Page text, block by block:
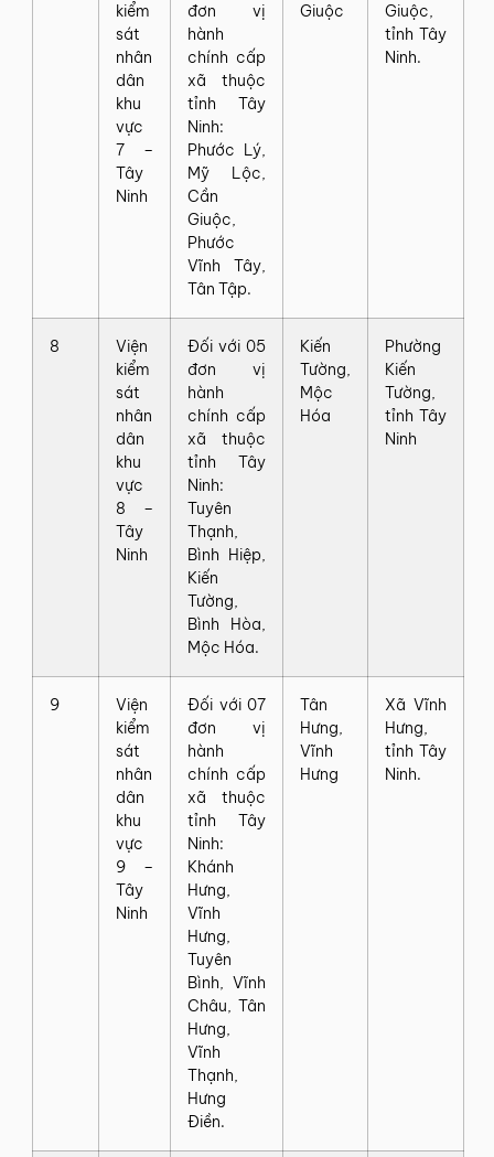
kiểm
sát
nhân
dân
khu
vực
7 –
Tây
Ninh
đơn vị
hành
chính cấp
xã thuộc
tỉnh Tây
Ninh:
Phước Lý,
Mỹ Lộc,
Cần
Giuộc,
Phước
Vĩnh Tây,
Tân Tập.
Giuộc
Giuộc,
tỉnh Tây
Ninh.
8
Viện
kiểm
sát
nhân
dân
khu
vực
8 –
Tây
Ninh
Đối với 05
đơn vị
hành
chính cấp
xã thuộc
tỉnh Tây
Ninh:
Tuyên
Thạnh,
Bình Hiệp,
Kiến
Tường,
Bình Hòa,
Mộc Hóa.
Kiến
Tường,
Mộc
Hóa
Phường
Kiến
Tường,
tỉnh Tây
Ninh
9
Viện
kiểm
sát
nhân
dân
khu
vực
9 –
Tây
Ninh
Đối với 07
đơn vị
hành
chính cấp
xã thuộc
tỉnh Tây
Ninh:
Khánh
Hưng,
Vĩnh
Hưng,
Tuyên
Bình, Vĩnh
Châu, Tân
Hưng,
Vĩnh
Thạnh,
Hưng
Điền.
Tân
Hưng,
Vĩnh
Hưng
Xã Vĩnh
Hưng,
tỉnh Tây
Ninh.